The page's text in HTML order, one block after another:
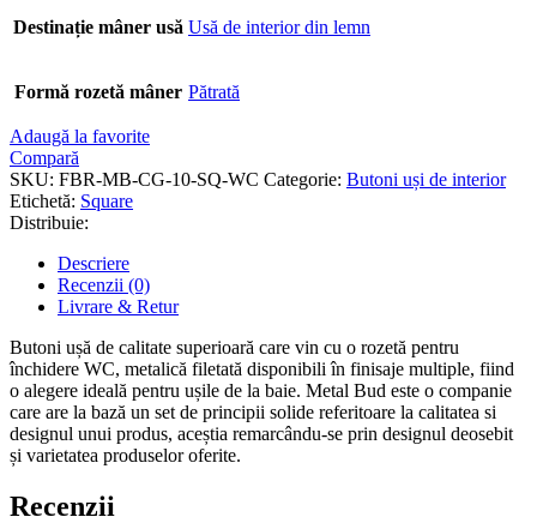
Destinație mâner usă Usă de interior din lemn
Formă rozetă mâner Pătrată
Adaugă la favorite
Compară
SKU: FBR-MB-CG-10-SQ-WC Categorie: Butoni uși de interior
Etichetă: Square
Distribuie:
Descriere
Recenzii (0)
Livrare & Retur
Butoni ușă de calitate superioară care vin cu o rozetă pentru
închidere WC, metalică filetată disponibili în finisaje multiple, fiind
o alegere ideală pentru ușile de la baie. Metal Bud este o companie
care are la bază un set de principii solide referitoare la calitatea si
designul unui produs, aceștia remarcându-se prin designul deosebit
și varietatea produselor oferite.
Recenzii